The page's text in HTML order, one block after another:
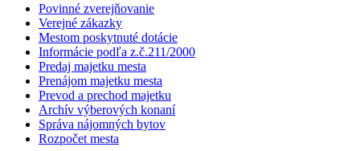
Povinné zverejňovanie
Verejné zákazky
Mestom poskytnuté dotácie
Informácie podľa z.č.211/2000
Predaj majetku mesta
Prenájom majetku mesta
Prevod a prechod majetku
Archív výberových konaní
Správa nájomných bytov
Rozpočet mesta